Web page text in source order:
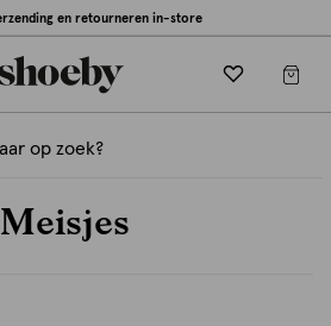
en retourneren in-store
Meisjes